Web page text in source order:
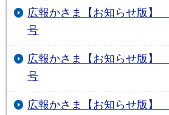
広報かさま【お知らせ版】
号
広報かさま【お知らせ版】
号
広報かさま【お知らせ版】